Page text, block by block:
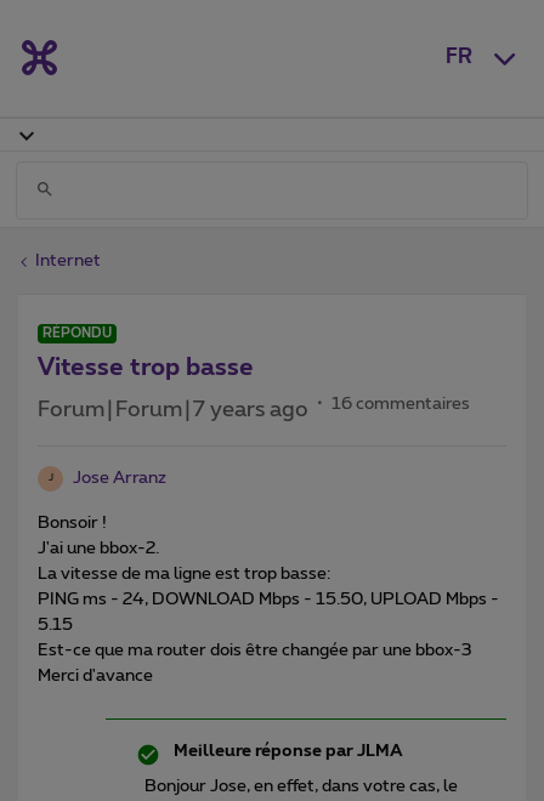
FR
Internet
RÉPONDU
Vitesse trop basse
Forum|Forum|7 years ago 16 commentaires
J Jose Arranz
Bonsoir !
J'ai une bbox-2.
La vitesse de ma ligne est trop basse:
PING ms - 24, DOWNLOAD Mbps - 15.50, UPLOAD Mbps -
5.15
Est-ce que ma router dois être changée par une bbox-3
Merci d'avance
Meilleure réponse par JLMA
Bonjour Jose, en effet, dans votre cas, le